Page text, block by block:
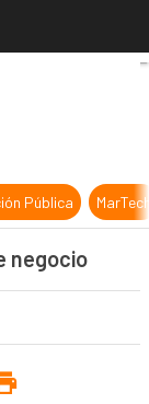
unidades de
Pública
negocio